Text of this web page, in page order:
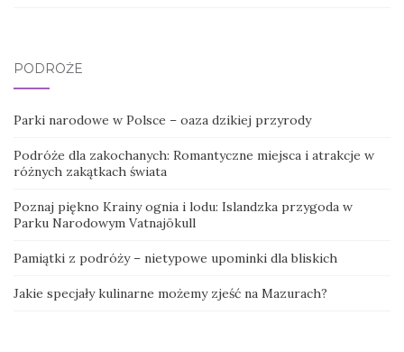
PODRÓŻE
Parki narodowe w Polsce – oaza dzikiej przyrody
Podróże dla zakochanych: Romantyczne miejsca i atrakcje w
różnych zakątkach świata
Poznaj piękno Krainy ognia i lodu: Islandzka przygoda w
Parku Narodowym Vatnajökull
Pamiątki z podróży – nietypowe upominki dla bliskich
Jakie specjały kulinarne możemy zjeść na Mazurach?